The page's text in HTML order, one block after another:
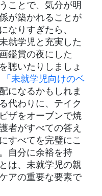
ことで、気分が明
が築かれることが
なりすぎたら、
就学児と充実した
鑑賞の夜にした
聴いたりしましょ
「未就学児向けのベ
になるかもしれま
代わりに、テイク
ザをオーブンで焼
者がすべての答え
すべてを完璧にこ
自分に余裕を持
は、未就学児の親
アの重要な要素で